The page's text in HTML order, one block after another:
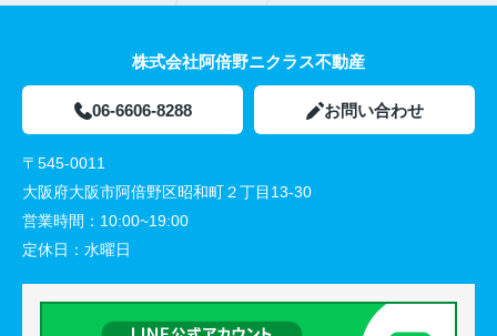
株式会社阿倍野ニクラス不動産
06-6606-8288 お問い合わせ
〒545-0011
大阪府大阪市阿倍野区昭和町２丁目13-30
営業時間： 10:00~19:00
定休日： 水曜日